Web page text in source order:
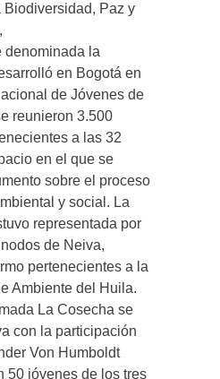
Paz y
denominada la
en Bogotá en
de Jóvenes de
reunieron 3.500
a las 32
en el que se
sobre el proceso
y social. La
representada por
de Neiva,
pertenecientes a la
Ambiente del Huila.
La Cosecha se
con la participación
Von Humboldt
50 jóvenes de los tres